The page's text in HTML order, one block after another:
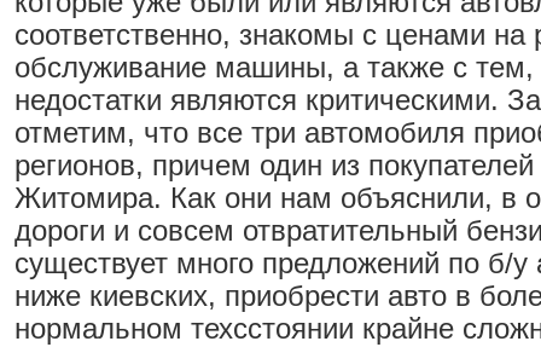
соответственно, знакомы с ценами на
обслуживание машины, а также с тем,
недостатки являются критическими.
отметим, что все три автомобиля
регионов, причем один из
Житомира. Как они нам объяснили, в
дороги и совсем отвратительный
существует много предложений по б/у
ниже киевских, приобрести авто в
нормальном техсстоянии крайне